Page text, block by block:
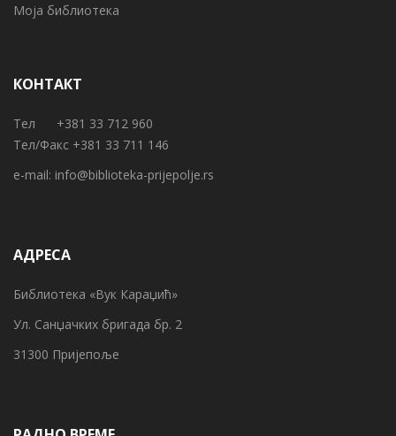
Моја библиотека
КОНТАКТ
Тел +381 33 712 960
Тел/Факс +381 33 711 146
e-mail: info@biblioteka-prijepolje.rs
АДРЕСА
Библиотека «Вук Караџић»
Ул. Санџачких бригада бр. 2
31300 Пријепоље